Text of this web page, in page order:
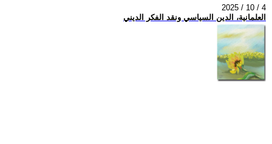
2025 / 10 / 4
العلمانية، الدين السياسي ونقد الفكر الديني